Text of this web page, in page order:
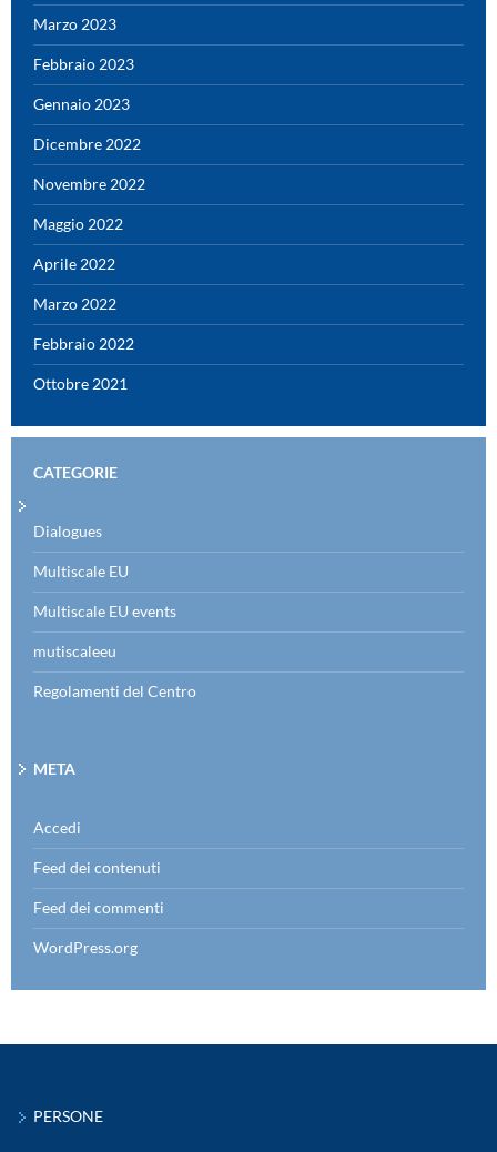
Marzo 2023
Febbraio 2023
Gennaio 2023
Dicembre 2022
Novembre 2022
Maggio 2022
Aprile 2022
Marzo 2022
Febbraio 2022
Ottobre 2021
CATEGORIE
Dialogues
Multiscale EU
Multiscale EU events
mutiscaleeu
Regolamenti del Centro
META
Accedi
Feed dei contenuti
Feed dei commenti
WordPress.org
PERSONE